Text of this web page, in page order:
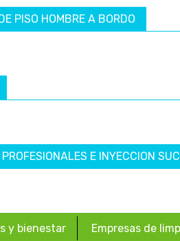
PISO HOMBRE A BORDO
E INYECCION
y bienestar Empresas de